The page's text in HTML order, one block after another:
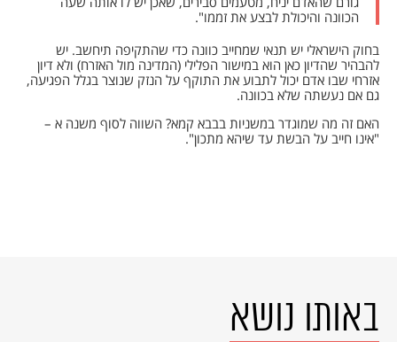
הכוונה והיכולת לבצע את זממו".
בחוק הישראלי יש תנאי שמחייב כוונה כדי שהתקיפה תיחשב. יש
להבהיר שהדיון כאן הוא במישור הפלילי (המדינה מול האזרח) ולא דיון
אזרחי שבו אדם יכול לתבוע את התוקף על הנזק שנוצר בגלל הפגיעה,
גם אם נעשתה שלא בכוונה.
האם זה מה שמוגדר במשניות בבבא קמא? השווה לסוף משנה א –
"אינו חייב על הבשת עד שיהא מתכון".
באותו נושא